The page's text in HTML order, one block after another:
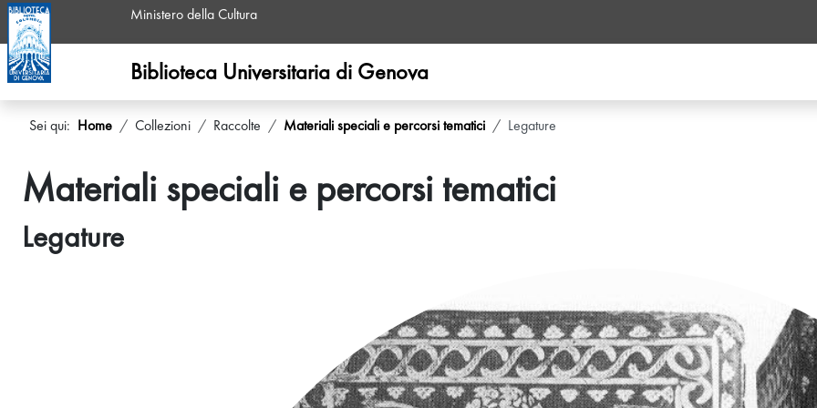
Ministero della Cultura
Biblioteca Universitaria di Genova
Sei qui: Home Collezioni Raccolte Materiali speciali e percorsi tematici Legature
Materiali speciali e percorsi tematici
Legature